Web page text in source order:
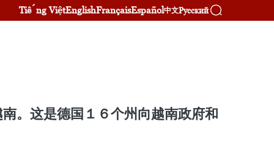
Tiếng ViệtEnglishFrançaisEspañol中文Русский
。这是德国１６个州向越南政府和